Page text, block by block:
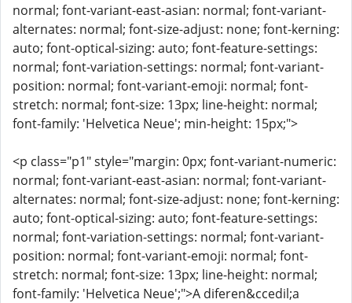
normal; font-variant-east-asian: normal; font-variant-
alternates: normal; font-size-adjust: none; font-kerning:
auto; font-optical-sizing: auto; font-feature-settings:
normal; font-variation-settings: normal; font-variant-
position: normal; font-variant-emoji: normal; font-
stretch: normal; font-size: 13px; line-height: normal;
font-family: 'Helvetica Neue'; min-height: 15px;">
<p class="p1" style="margin: 0px; font-variant-numeric:
normal; font-variant-east-asian: normal; font-variant-
alternates: normal; font-size-adjust: none; font-kerning:
auto; font-optical-sizing: auto; font-feature-settings:
normal; font-variation-settings: normal; font-variant-
position: normal; font-variant-emoji: normal; font-
stretch: normal; font-size: 13px; line-height: normal;
font-family: 'Helvetica Neue';">A diferen&ccedil;a